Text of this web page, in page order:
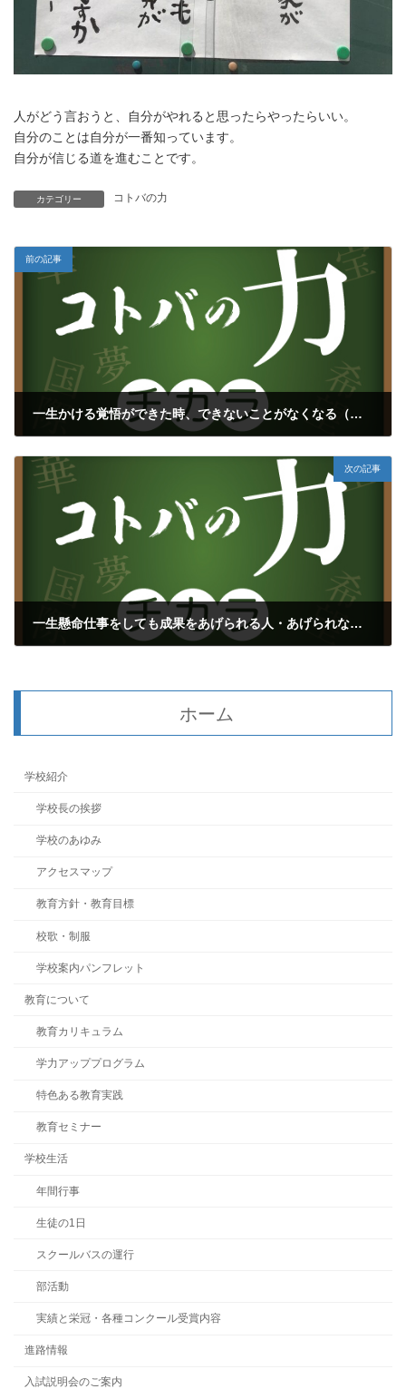
人がどう言おうと、自分がやれると思ったらやったらいい。
自分のことは自分が一番知っています。
自分が信じる道を進むことです。
カテゴリー コトバの力
前の記事
一生かける覚悟ができた時、できないことがなくなる（福島正伸）
次の記事
一生懸命仕事をしても成果をあげられる人・あげられない人(鍵山秀三郎）
ホーム
学校紹介
学校長の挨拶
学校のあゆみ
アクセスマップ
教育方針・教育目標
校歌・制服
学校案内パンフレット
教育について
教育カリキュラム
学力アッププログラム
特色ある教育実践
教育セミナー
学校生活
年間行事
生徒の1日
スクールバスの運行
部活動
実績と栄冠・各種コンクール受賞内容
進路情報
入試説明会のご案内